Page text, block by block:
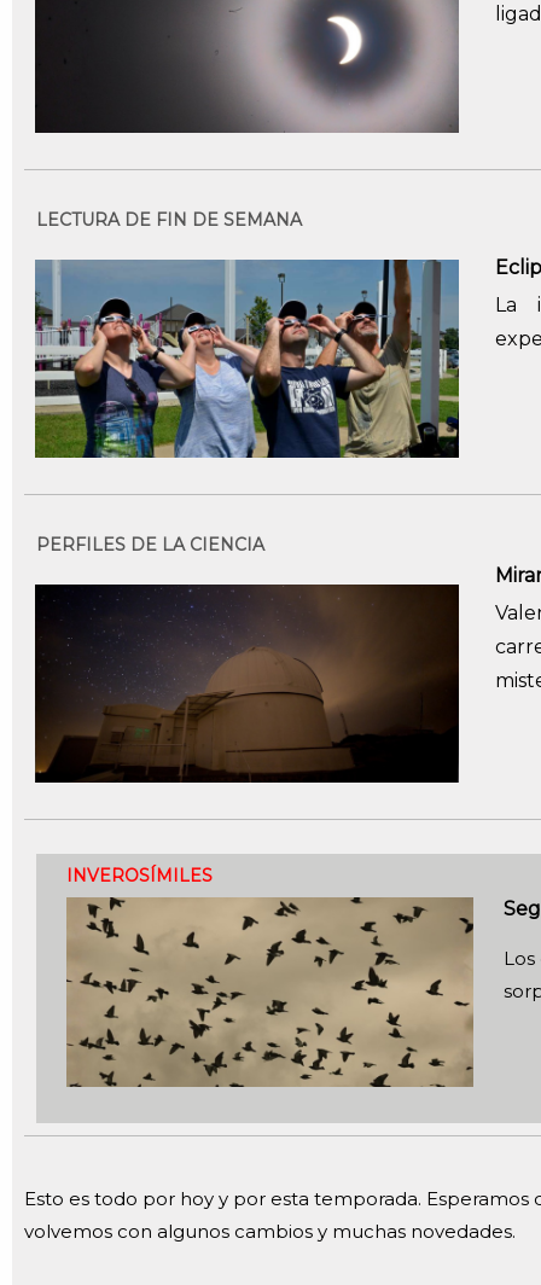
LECTURA DE FIN DE SEMANA
La
PERFILES DE LA CIENCIA
INVEROSÍMILES
Esto es todo por hoy y por esta temporada. Esperamos
volvemos con algunos cambios y muchas novedades.